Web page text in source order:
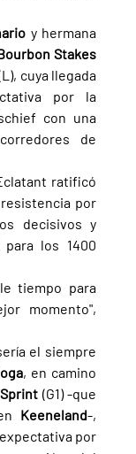
y hermana
cuya llegada
por la
con una
de
ratificó
por
decisivos y
los 1400
tiempo para
momento",
el siempre
, en camino
(G1) -que
Keeneland-,
por